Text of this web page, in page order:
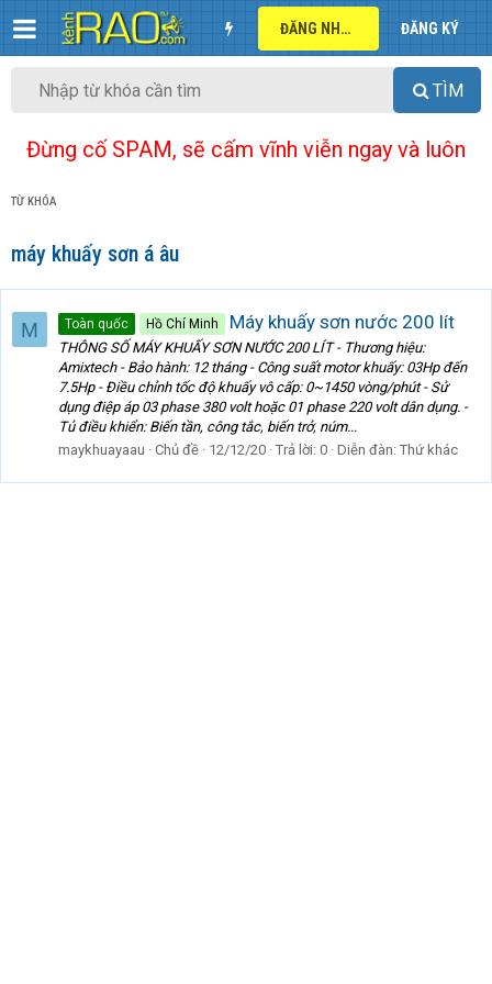
ĐĂNG NHẬP ĐĂNG KÝ
TÌM
Đừng cố SPAM, sẽ cấm vĩnh viễn ngay và luôn
TỪ KHÓA
máy khuấy sơn á âu
M Toàn quốc Hồ Chí Minh Máy khuấy sơn nước 200 lít
THÔNG SỐ MÁY KHUẤY SƠN NƯỚC 200 LÍT - Thương hiệu:
Amixtech - Bảo hành: 12 tháng - Công suất motor khuấy: 03Hp đến
7.5Hp - Điều chỉnh tốc độ khuấy vô cấp: 0~1450 vòng/phút - Sử
dụng điệp áp 03 phase 380 volt hoặc 01 phase 220 volt dân dụng. -
Tủ điều khiển: Biến tần, công tắc, biến trở, núm...
maykhuayaau
Chủ đề 12/12/20 Trả lời: 0 Diễn đàn: Thứ khác